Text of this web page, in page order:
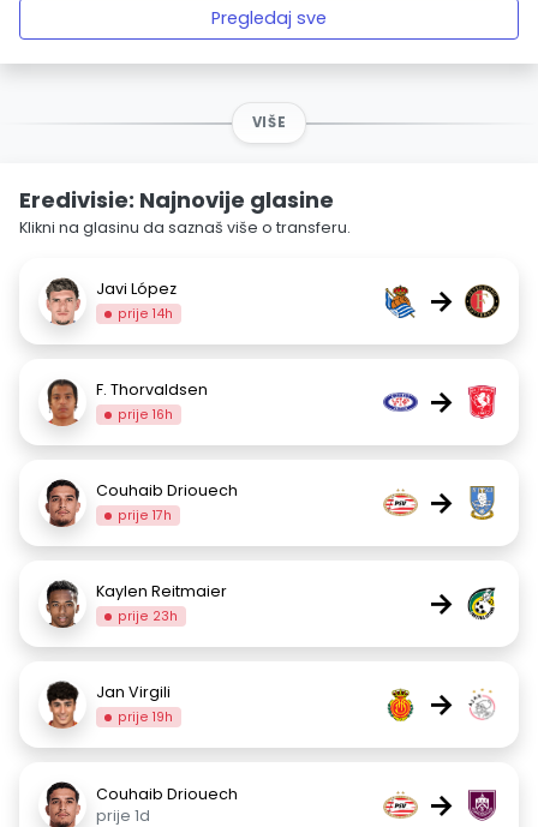
Pregledaj sve
VIŠE
Eredivisie: Najnovije glasine
Klikni na glasinu da saznaš više o transferu.
Javi López
prije 14h →
F. Thorvaldsen
prije 16h →
Couhaib Driouech
prije 17h →
Kaylen Reitmaier
prije 23h →
Jan Virgili
prije 19h →
Couhaib Driouech
prije 1d
→